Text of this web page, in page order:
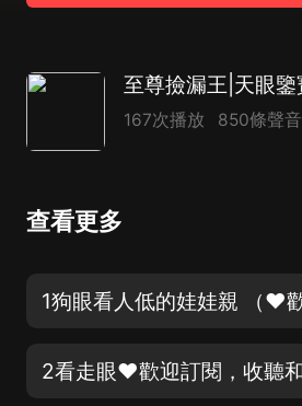
167次播放 850條聲音
查看更多